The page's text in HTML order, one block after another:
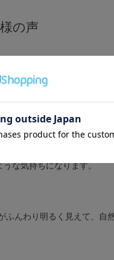
の声
ちゃんと印象に残る。そ
、誰にでもすすめたくなる
うな気持ちになります。
んわり明るく見えて、自
クラウンパント
レッド
ピンク イ